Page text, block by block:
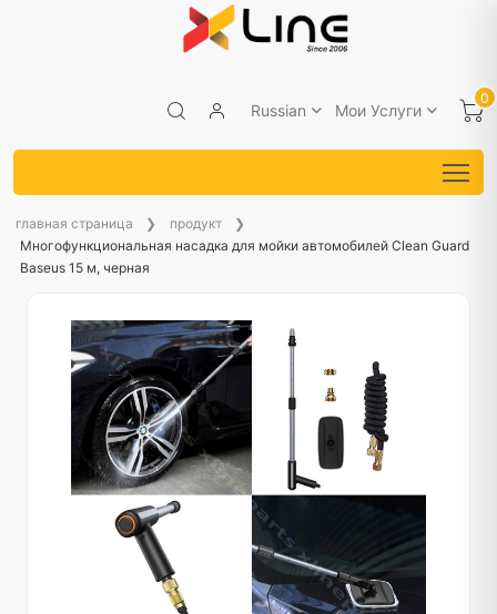
Russian Мои Услуги
0
главная страница
продукт
Многофункциональная насадка для мойки автомобилей Clean Guard
Baseus 15 м, черная